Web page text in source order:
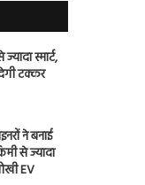
स्मार्ट,
टक्कर
ने बनाई
से ज्यादा
EV